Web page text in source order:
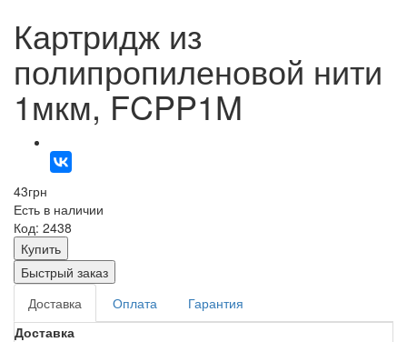
Картридж из
полипропиленовой нити
1мкм, FCPP1M
43грн
Есть в наличии
Код: 2438
Купить
Быстрый заказ
Доставка
Оплата
Гарантия
Доставка